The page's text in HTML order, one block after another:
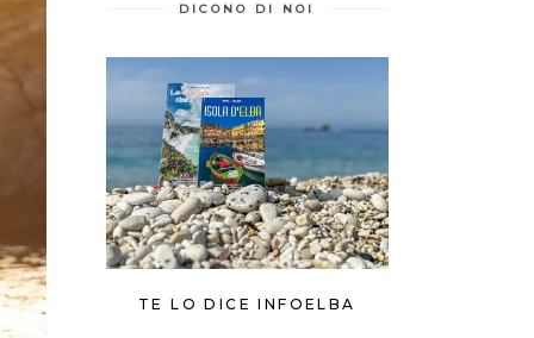
DICONO DI NOI
TE LO DICE INFOELBA